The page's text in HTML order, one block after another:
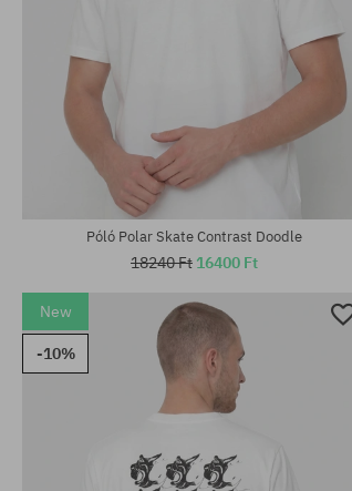
Elérhető méretek:
Póló Polar Skate Contrast Doodle
18240 Ft 16400 Ft
New
-10%